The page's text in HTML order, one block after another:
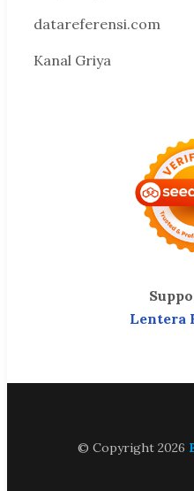
datareferensi.com
Kanal Griya
Lentera
© Copyright 2026